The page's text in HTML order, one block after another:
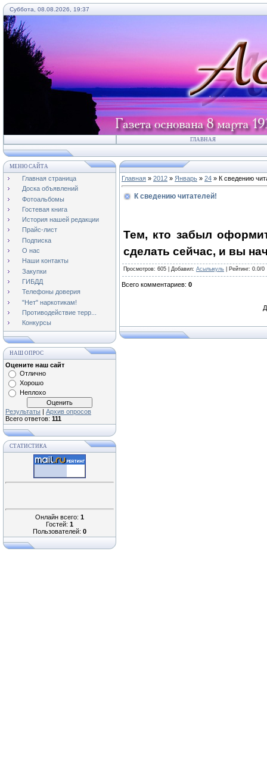
Суббота, 08.08.2026, 19:37
ГЛАВНАЯ
МЕНЮ САЙТА
Главная страница
Доска объявлений
Фотоальбомы
Гостевая книга
История нашей редакции
Прайс-лист
Подписка
О нас
Наши контакты
Закупки
ГИБДД
Телефоны доверия
"Нет" наркотикам!
Противодействие терр...
Конкурсы
НАШ ОПРОС
Оцените наш сайт
Отлично
Хорошо
Неплохо
Результаты | Архив опросов
Всего ответов: 111
СТАТИСТИКА
Онлайн всего: 1
Гостей: 1
Пользователей: 0
Главная » 2012 » Январь » 24 » К сведению
К сведению читателей!
Тем, кто забыл
сделать сейчас, и вы
Просмотров: 605 | Добавил: Асылыкуль Рейтинг: 0.0/0
Всего комментариев: 0